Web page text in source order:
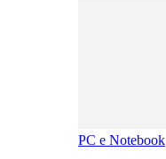
PC e Notebook